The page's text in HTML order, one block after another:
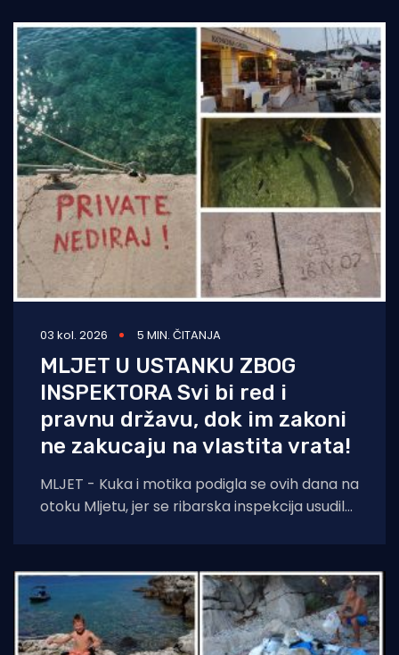
03 kol. 2026 5 MIN. ČITANJA
MLJET U USTANKU ZBOG
INSPEKTORA Svi bi red i
pravnu državu, dok im zakoni
ne zakucaju na vlastita vrata!
MLJET - Kuka i motika podigla se ovih dana na
otoku Mljetu, jer se ribarska inspekcija usudila